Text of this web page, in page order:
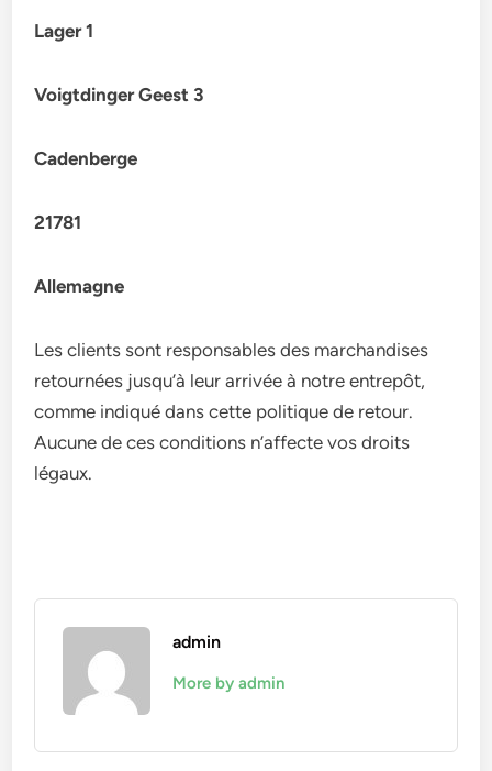
Lager 1
Voigtdinger Geest 3
Cadenberge
21781
Allemagne
Les clients sont responsables des marchandises
retournées jusqu’à leur arrivée à notre entrepôt,
comme indiqué dans cette politique de retour.
Aucune de ces conditions n’affecte vos droits
légaux.
admin
More by admin